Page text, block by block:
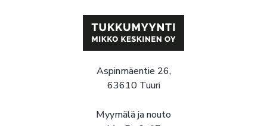
Aspinmäentie 26,
63610 Tuuri
Myymälä ja nouto